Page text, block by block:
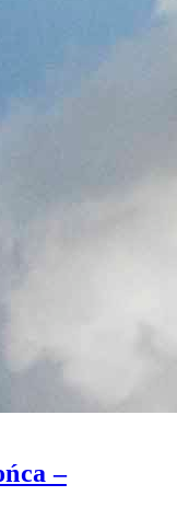
–